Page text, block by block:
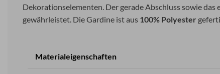
Dekorationselementen. Der gerade Abschluss sowie
gewährleistet. Die Gardine ist aus 100% Polyester
Materialeigenschaften